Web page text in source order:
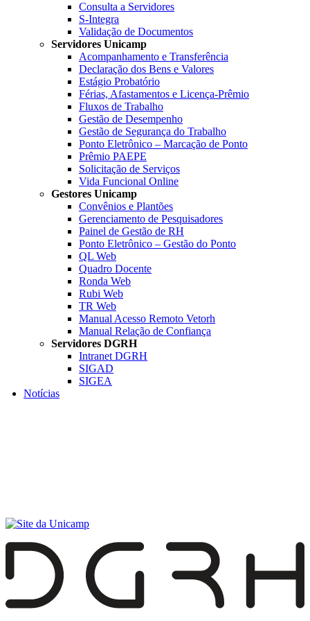
Consulta a Servidores
S-Integra
Validação de Documentos
Servidores Unicamp
Acompanhamento e Transferência
Declaração dos Bens e Valores
Estágio Probatório
Férias, Afastamentos e Licença-Prêmio
Fluxos de Trabalho
Gestão de Desempenho
Gestão de Segurança do Trabalho
Ponto Eletrônico – Marcação de Ponto
Prêmio PAEPE
Solicitação de Serviços
Vida Funcional Online
Gestores Unicamp
Convênios e Plantões
Gerenciamento de Pesquisadores
Painel de Gestão de RH
Ponto Eletrônico – Gestão do Ponto
QL Web
Quadro Docente
Ronda Web
Rubi Web
TR Web
Manual Acesso Remoto Vetorh
Manual Relação de Confiança
Servidores DGRH
Intranet DGRH
SIGAD
SIGEA
Notícias